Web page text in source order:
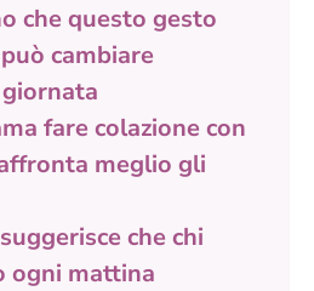
che questo gesto
cambiare
giornata
fare colazione con
meglio gli
che chi
ogni mattina